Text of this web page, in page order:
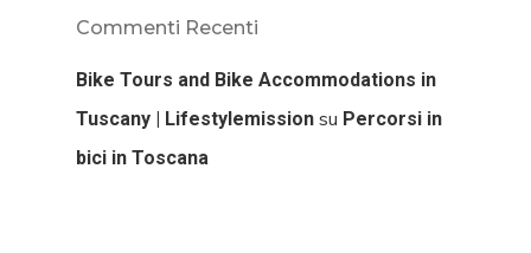
Commenti Recenti
Bike Tours and Bike Accommodations in
Tuscany | Lifestylemission su Percorsi in
bici in Toscana